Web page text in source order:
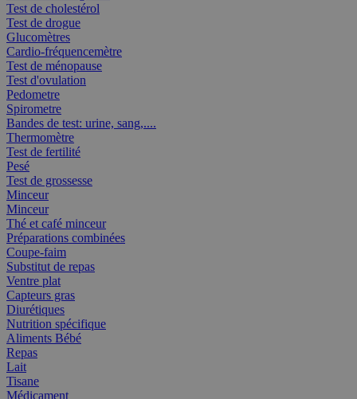
Test de cholestérol
Test de drogue
Glucomètres
Cardio-fréquencemètre
Test de ménopause
Test d'ovulation
Pedometre
Spirometre
Bandes de test: urine, sang,....
Thermomètre
Test de fertilité
Pesé
Test de grossesse
Minceur
Minceur
Thé et café minceur
Préparations combinées
Coupe-faim
Substitut de repas
Ventre plat
Capteurs gras
Diurétiques
Nutrition spécifique
Aliments Bébé
Repas
Lait
Tisane
Médicament